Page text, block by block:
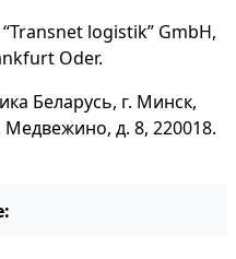
logistik” GmbH,
Oder.
Беларусь, г. Минск,
д. 8, 220018.